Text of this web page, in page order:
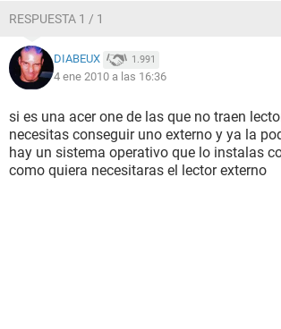
RESPUESTA 1 / 1
DIABEUX 1.991
4 ene 2010 a las 16:36
si es una acer one de las que no traen
necesitas conseguir uno externo y ya la
hay un sistema operativo que lo instalas
como quiera necesitaras el lector externo